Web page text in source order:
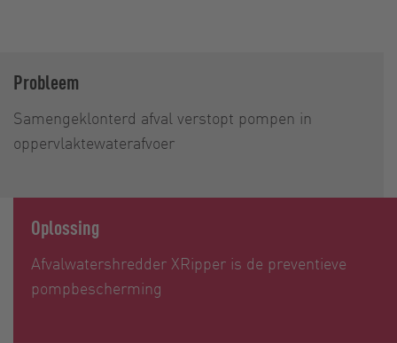
Probleem
Samengeklonterd afval verstopt pompen in
oppervlaktewaterafvoer
Oplossing
Afvalwatershredder XRipper is de preventieve
pompbescherming